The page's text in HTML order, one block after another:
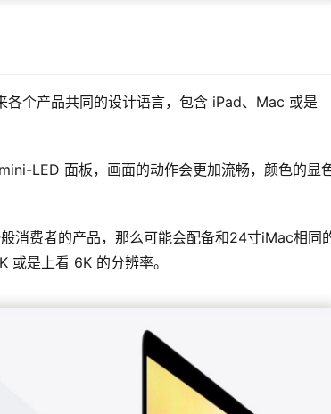
个产品共同的设计语言，包含 iPad、Mac 或是
LED 面板，画面的动作会更加流畅，颜色的显
消费者的产品，那么可能会配备和24寸iMac相同
是上看 6K 的分辨率。